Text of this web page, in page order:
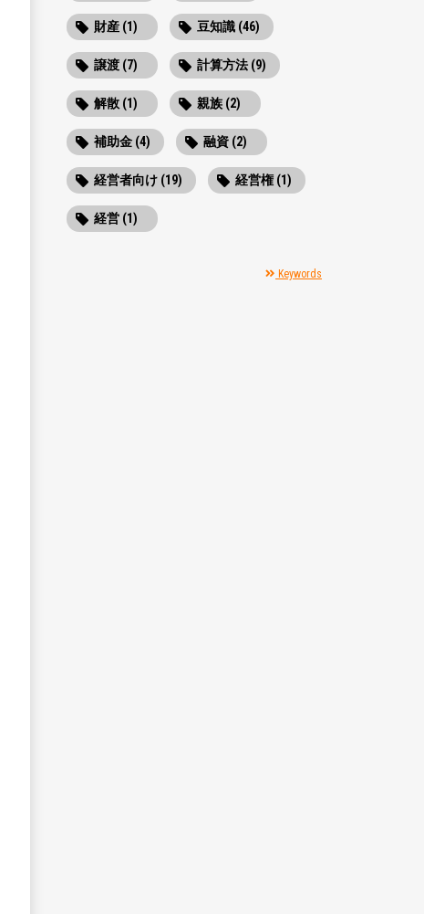
財産 (1) 豆知識 (46)
譲渡 (7) 計算方法 (9)
解散 (1) 親族 (2)
補助金 (4) 融資 (2)
経営者向け (19) 経営権 (1)
経営 (1)
Keywords